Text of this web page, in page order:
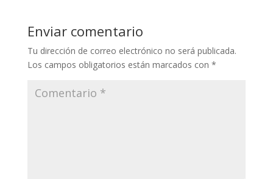
Enviar comentario
Tu dirección de correo electrónico no será publicada.
Los campos obligatorios están marcados con *